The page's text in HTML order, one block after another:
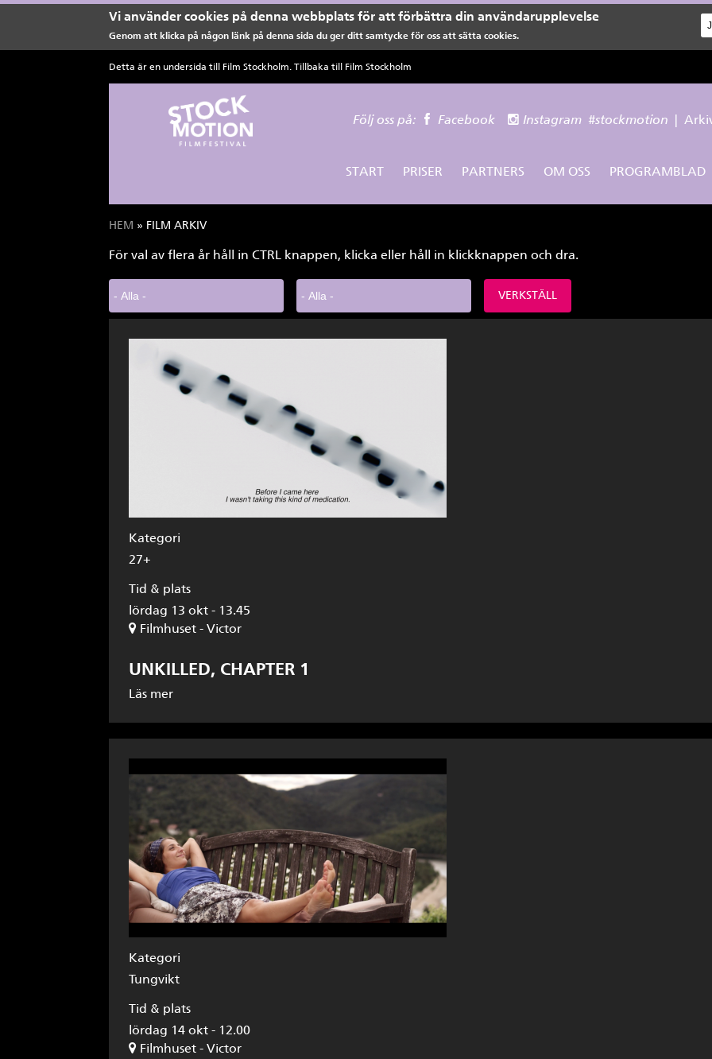
Vi använder cookies på denna webbplats för att förbättra din användarupplevelse
Genom att klicka på någon länk på denna sida du ger ditt samtycke för oss att sätta cookies.
Detta är en undersida till Film Stockholm. Tillbaka till Film Stockholm
Följ oss på: Facebook Instagram #stockmotion |
START PRISER PARTNERS OM OSS PROGRAMBLAD
Du är här
HEM » FILM ARKIV
För val av flera år håll in CTRL knappen, klicka eller håll in klickknappen och dra.
Kategori
27+
Tid & plats
lördag 13 okt - 13.45
Filmhuset - Victor
UNKILLED, CHAPTER 1
Läs mer
Kategori
Tungvikt
Tid & plats
lördag 14 okt - 12.00
Filmhuset - Victor